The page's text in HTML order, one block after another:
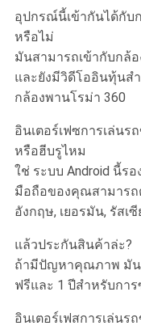
อุปกรณ์นี้เข้ากันได้กับ
หรือไม่
มันสามารถเข้ากับกล้
และยังมีวิดีโออินทุ้นสํ
กล้องพานโรม่า 360
อินเตอร์เฟซการเล่น
หรือฮีบรูไหม
ใช่ ระบบ Android นี้ร
มือถือของคุณสามารถ
อังกฤษ, เยอรมัน, รัสเ
แล้วประกันสินค้าล่ะ?
ถ้ามีปัญหาคุณภาพ มัน
ฟรีและ 1 ปีสําหรับกา
อินเตอร์เฟสการเล่น